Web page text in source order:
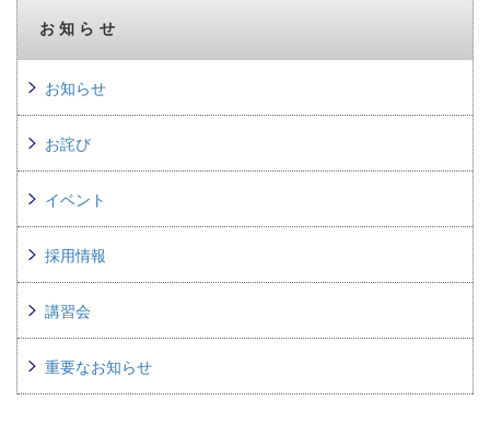
お知らせ
お知らせ
お詫び
イベント
採用情報
講習会
重要なお知らせ